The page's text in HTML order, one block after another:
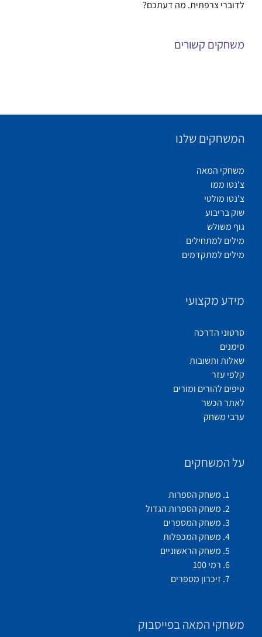
לדוברי צרפתית. מה דעתכם?
משחקים קשורים
המשחקים שלנו
משחקי המאה
צ'נטו ממו
צ'נטו מולטי
שוק בריבוע
גוף משולש
מילים למתחילים
מילים למתקדמים
מידע מקצועי
סרטוני הדרכה
סימנים
שאלות ותשובות
קלפי עזר
טיפים להורים ומורים
לאתר הכשר
ערבי משחק
על המשחקים
משחק הספרות
משחק הספרות הגדול
משחק המספרים
משחק המכפלות
משחק הראשוניים
רמי 100
זיכרון מספרים
משחקי המאה בפייסבוק